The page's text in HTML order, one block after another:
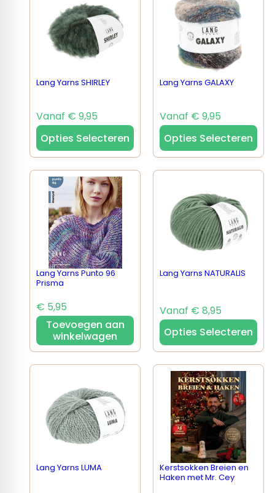
Lang Yarns SHIRLEY
Vanaf € 9,95
Opties Selecteren
Lang Yarns GALAXY
Vanaf € 9,95
Opties Selecteren
Lang Yarns Punto 96
Prisma
€ 5,95
Toevoegen aan
winkelwagen
Lang Yarns NATURALIS
Vanaf € 8,95
Opties Selecteren
Lang Yarns LUMA
Kerstsokken Breien en
Haken met Mr. Cey